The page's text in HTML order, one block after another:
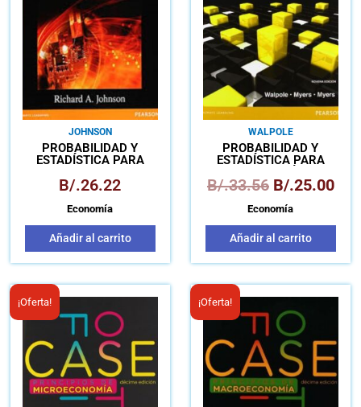
JOHNSON
PROBABILIDAD Y
ESTADÍSTICA PARA
B/.26.22
Economía
Añadir al carrito
WALPOLE
PROBABILIDAD Y
ESTADÍSTICA PARA
B/.33.56
B/.33.56.
B/.25.00
B/
Economía
Añadir al carrito
¡Oferta!
El
precio
original
era:
B/.36.95.
El
precio
actual
es:
B/.25.00.
¡Oferta!
El
precio
original
era:
B/.29.97.
El
es:
B/